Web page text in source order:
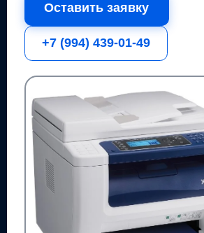
Оставить заявку
+7 (994) 439-01-49